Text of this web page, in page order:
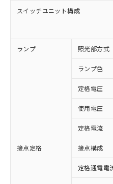
スイッチユニット構成
ランプ 照光部方式
ランプ色
定格電圧
使用電圧
定格電流
接点定格 接点構成
定格通電電
ご利用条件
以下の条件をお読み
ご利用ください。
商品の当社在
(税抜)を提供さ
対応済み：EU
非含有に対応した製
対応予定：EU
有に対応した製品に
対応予定なし：EU
非含有に非対応の
定はありません。
調査・確認中：EU
非含有の対応状況を
非該当品：ライセン
害物質有無と関係の
※1 中国RoHS○×
「○」：最大均質材
基準値以下であるこ